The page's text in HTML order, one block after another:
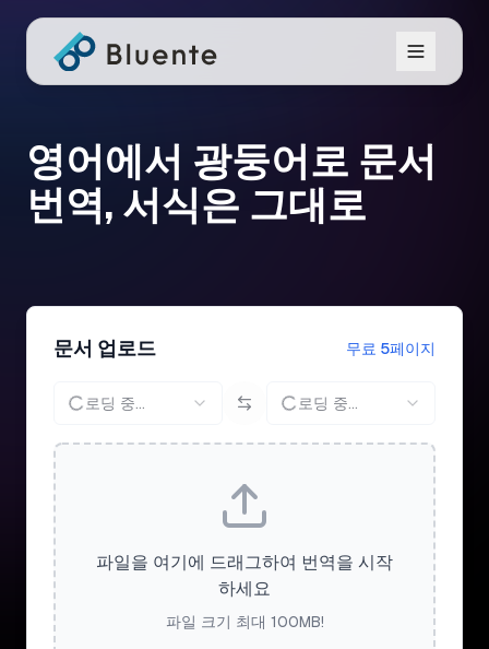
영어에서 광둥어로 문서
번역, 서식은 그대로
문서 업로드 무료 5페이지
로딩 중... 로딩 중...
파일을 여기에 드래그하여 번역을 시작
하세요
파일 크기 최대 100MB!